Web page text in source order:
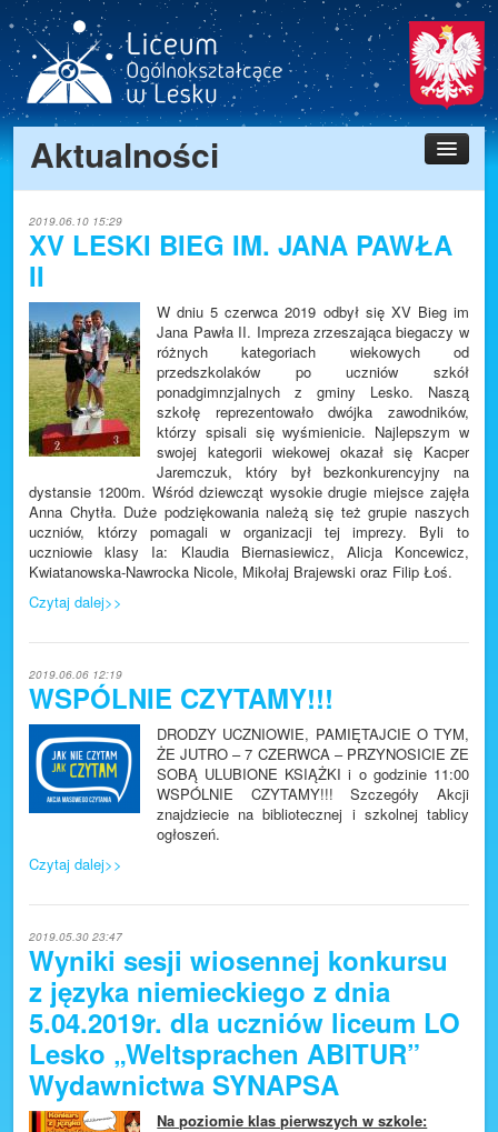
Aktualności
Szkoła
Uczniowie
Rekrutacja 2026/2027
E-Dziennik
Stara wersja WWW
Kontakt
Facebook
Plan lekcji
Aktualności
2019.06.10 15:29
XV LESKI BIEG IM. JANA PAWŁA
II
W dniu 5 czerwca 2019 odbył się XV Bieg im
Jana Pawła II. Impreza zrzeszająca biegaczy w
różnych kategoriach wiekowych od
przedszkolaków po uczniów szkół
ponadgimnzjalnych z gminy Lesko. Naszą
szkołę reprezentowało dwójka zawodników,
którzy spisali się wyśmienicie. Najlepszym w
swojej kategorii wiekowej okazał się Kacper
Jaremczuk, który był bezkonkurencyjny na
dystansie 1200m. Wśród dziewcząt wysokie drugie miejsce zajęła
Anna Chytła. Duże podziękowania należą się też grupie naszych
uczniów, którzy pomagali w organizacji tej imprezy. Byli to
uczniowie klasy Ia: Klaudia Biernasiewicz, Alicja Koncewicz,
Kwiatanowska-Nawrocka Nicole, Mikołaj Brajewski oraz Filip Łoś.
Czytaj dalej>>
2019.06.06 12:19
WSPÓLNIE CZYTAMY!!!
DRODZY UCZNIOWIE, PAMIĘTAJCIE O TYM,
ŻE JUTRO – 7 CZERWCA – PRZYNOSICIE ZE
SOBĄ ULUBIONE KSIĄŻKI i o godzinie 11:00
WSPÓLNIE CZYTAMY!!! Szczegóły Akcji
znajdziecie na bibliotecznej i szkolnej tablicy
ogłoszeń.
Czytaj dalej>>
2019.05.30 23:47
Wyniki sesji wiosennej konkursu
z języka niemieckiego z dnia
5.04.2019r. dla uczniów liceum LO
Lesko „Weltsprachen ABITUR”
Wydawnictwa SYNAPSA
Na poziomie klas pierwszych w szkole: